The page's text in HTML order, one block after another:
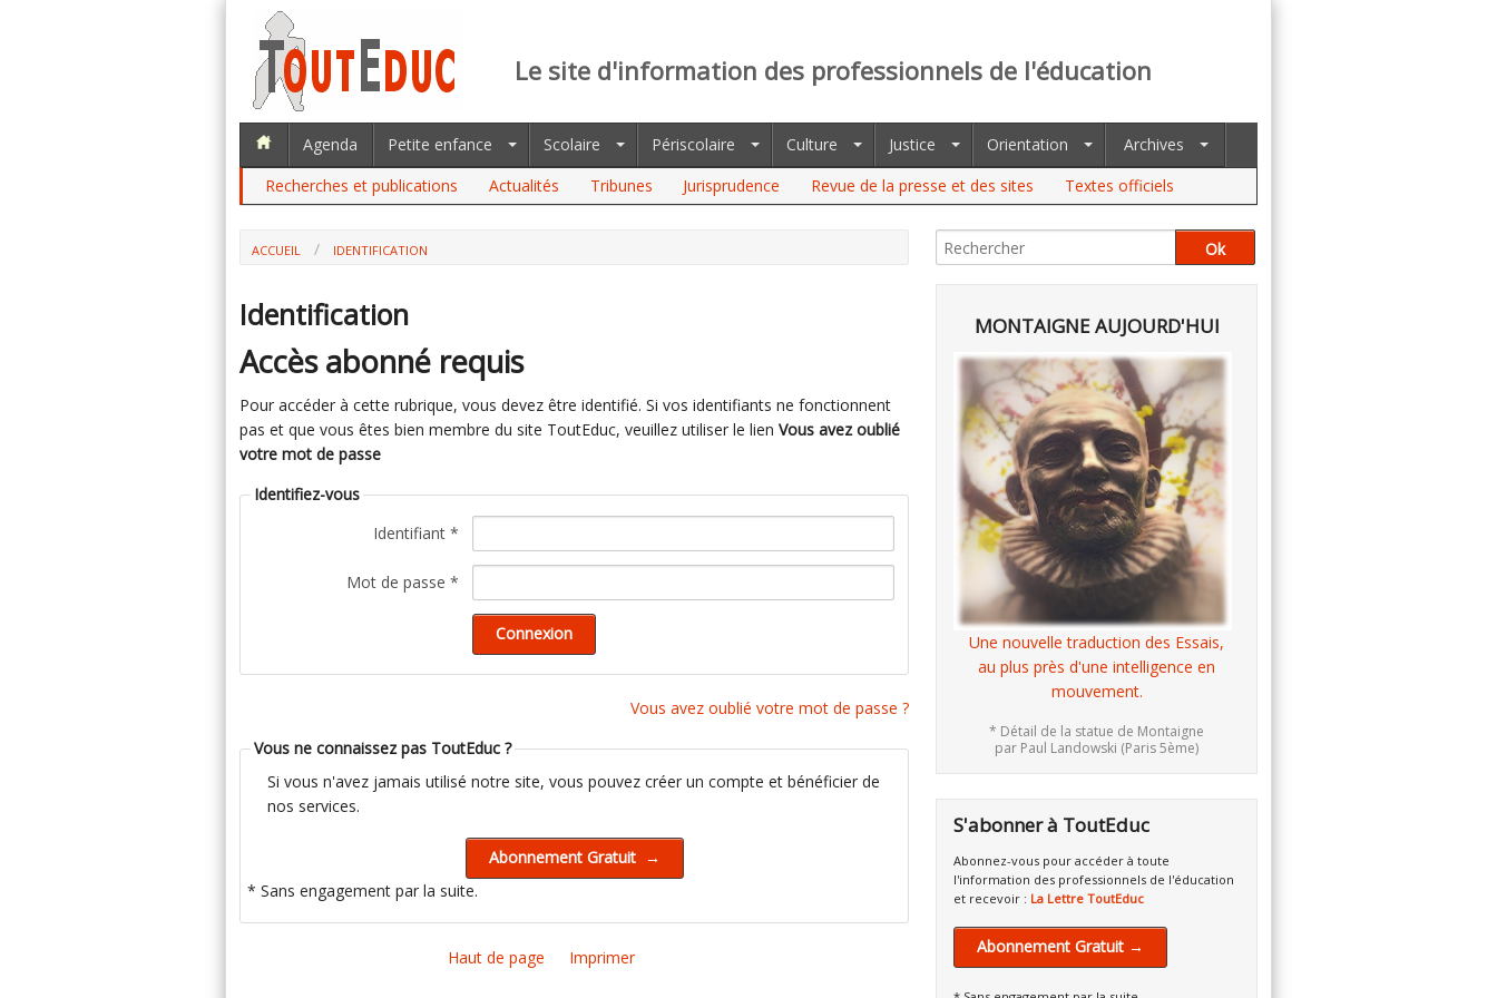
Le site d'information des professionnels de l'éducation
Agenda Petite enfance Scolaire Périscolaire Culture Justice Orientation
Archives
Recherches et publications
Actualités Tribunes Jurisprudence Revue de la presse et des sites Textes officiels
ACCUEIL IDENTIFICATION
Identification
Accès abonné requis
Pour accéder à cette rubrique, vous devez être identifié. Si vos identifiants ne fonctionnent
pas et que vous êtes bien membre du site ToutEduc, veuillez utiliser le lien Vous avez oublié
votre mot de passe
Identifiez-vous
Identifiant *
Mot de passe *
Vous avez oublié votre mot de passe ?
Vous ne connaissez pas ToutEduc ?
Si vous n'avez jamais utilisé notre site, vous pouvez créer un compte et bénéficier de
nos services.
* Sans engagement par la suite.
Haut de page Imprimer
MONTAIGNE AUJOURD'HUI
Une nouvelle traduction des Essais,
au plus près d'une intelligence en
mouvement.
* Détail de la statue de Montaigne
par Paul Landowski (Paris 5ème)
S'abonner à ToutEduc
Abonnez-vous pour accéder à toute
l'information des professionnels de l'éducation
et recevoir : La Lettre ToutEduc
Abonnement Gratuit →